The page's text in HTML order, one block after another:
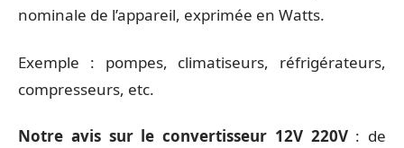
nominale de l’appareil, exprimée en Watts.
Exemple : pompes, climatiseurs, réfrigérateurs,
compresseurs, etc.
Notre avis sur le convertisseur 12V 220V : de